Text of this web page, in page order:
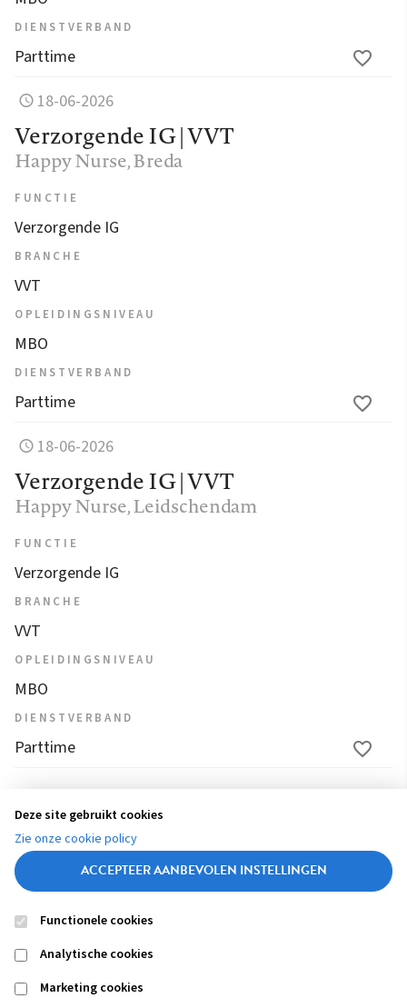
DIENSTVERBAND
Parttime
18-06-2026
Verzorgende IG | VVT
Happy Nurse, Breda
FUNCTIE
Verzorgende IG
BRANCHE
VVT
OPLEIDINGSNIVEAU
MBO
DIENSTVERBAND
Parttime
18-06-2026
Verzorgende IG | VVT
Happy Nurse, Leidschendam
FUNCTIE
Verzorgende IG
BRANCHE
VVT
OPLEIDINGSNIVEAU
MBO
DIENSTVERBAND
Parttime
1 2 3
25
Footer
navigation
Deze site gebruikt cookies
Zie onze cookie policy
ACCEPTEER AANBEVOLEN INSTELLINGEN
Functionele cookies
Analytische cookies
Marketing cookies